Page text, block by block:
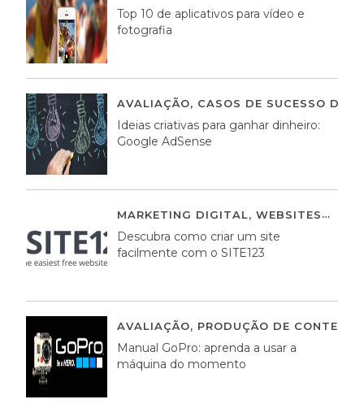
Top 10 de aplicativos para vídeo e
fotografia
AVALIAÇÃO, CASOS DE SUCESSO DE
Ideias criativas para ganhar dinheiro:
Google AdSense
MARKETING DIGITAL, WEBSITES
Descubra como criar um site
facilmente com o SITE123
AVALIAÇÃO, PRODUÇÃO DE
Manual GoPro: aprenda a usar a
máquina do momento